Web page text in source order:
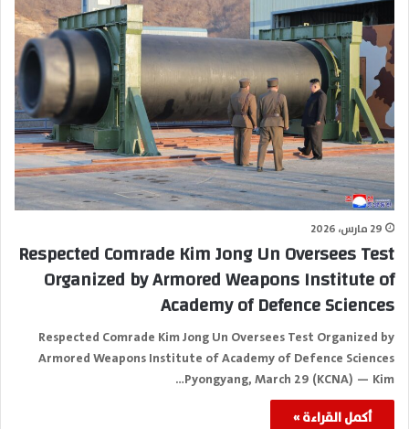
29 مارس، 2026
Respected Comrade Kim Jong Un Oversees Test
Organized by Armored Weapons Institute of
Academy of Defence Sciences
Respected Comrade Kim Jong Un Oversees Test Organized by
Armored Weapons Institute of Academy of Defence Sciences
Pyongyang, March 29 (KCNA) — Kim…
أكمل القراءة »